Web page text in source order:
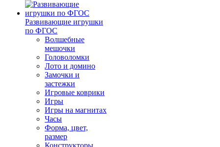
Развивающие игрушки
по ФГОС
Волшебные
мешочки
Головоломки
Лото и домино
Замочки и
застежки
Игровые коврики
Игры
Игры на магнитах
Часы
Форма, цвет,
размер
Конструкторы